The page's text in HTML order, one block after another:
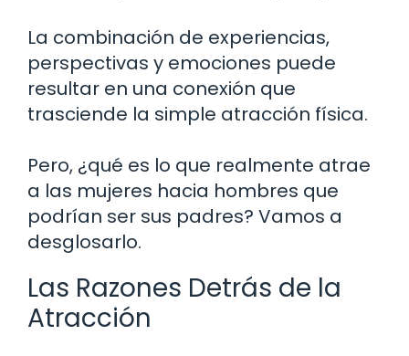
La combinación de experiencias,
perspectivas y emociones puede
resultar en una conexión que
trasciende la simple atracción física.
Pero, ¿qué es lo que realmente atrae
a las mujeres hacia hombres que
podrían ser sus padres? Vamos a
desglosarlo.
Las Razones Detrás de la
Atracción